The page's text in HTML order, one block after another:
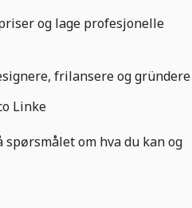
og lage profesjonelle
frilansere og gründere
Linke
om hva du kan og